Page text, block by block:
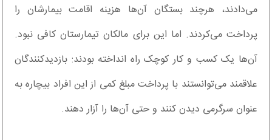
می‌دادند، هرچند بستگان آن‌ها هزینه اقامت بیمارشان را
پرداخت می‌کردند. اما این برای مالکان تیمارستان کافی نبود.
آن‌ها یک کسب و کار کوچک راه انداخته بودند: بازدیدکنندگان
علاقمند می‌توانستند با پرداخت مبلغ کمی از این افراد بیچاره به
عنوان سرگرمی دیدن کنند و حتی آن‌ها را آزار دهند.